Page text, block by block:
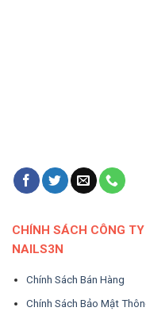
CHÍNH SÁCH CÔNG TY
NAILS3N
Chính Sách Bán Hàng
Chính Sách Bảo Mật